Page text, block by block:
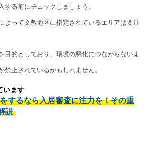
する前にチェックしましょう。
よって文教地区に指定されているエリアは要注
目的としており、環境の悪化につながらないよ
禁止されているかもしれません。
います
するなら入居審査に注力を！その重
説